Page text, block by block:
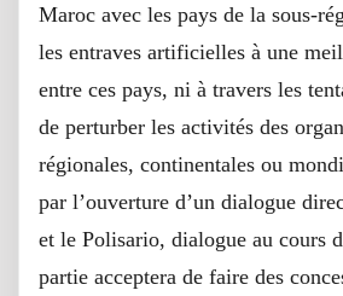
Maroc avec les pays de la sous-
les entraves artificielles à une
entre ces pays, ni à travers les
de perturber les activités des
régionales, continentales ou
par l’ouverture d’un dialogue
et le Polisario, dialogue au cours
partie acceptera de faire des